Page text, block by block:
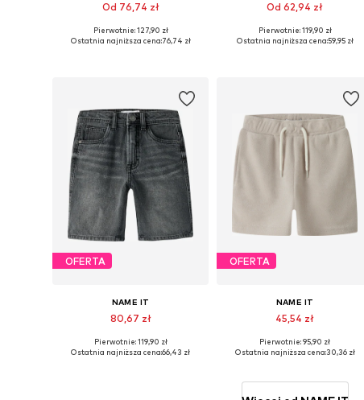
Od 76,74 zł
Dostępne w różnych rozmiarach
Pierwotnie: 127,90 zł
Ostatnia najniższa cena:76,74 zł
Od 62,94 zł
Dostępne w różnych rozmiarach
Pierwotnie: 119,90 zł
Ostatnia najniższa cena:59,95 zł
OFERTA
NAME IT
80,67 zł
Dostępne w różnych rozmiarach
Pierwotnie: 119,90 zł
Ostatnia najniższa cena:66,43 zł
OFERTA
NAME IT
45,54 zł
Pierwotnie: 95,90 zł
Ostatnia najniższa cena:30,36 zł